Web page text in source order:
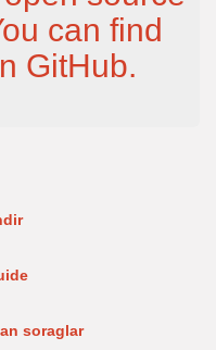
can find
GitHub.
soraglar